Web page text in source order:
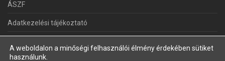
ÁSZF
Adatkezelési tájékoztató
A weboldalon a minőségi felhasználói élmény érdekében sütiket
használunk.